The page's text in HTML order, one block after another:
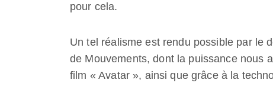
pour cela.
Un tel réalisme est rendu possible par le
de Mouvements, dont la puissance nous
film « Avatar », ainsi que grâce à la